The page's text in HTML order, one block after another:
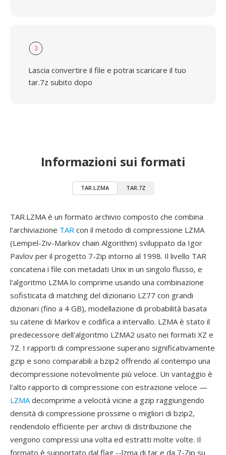
3
Lascia convertire il file e potrai scaricare il tuo
tar.7z subito dopo
Informazioni sui formati
TAR.LZMA TAR.7Z
TAR.LZMA è un formato archivio composto che combina
l'archiviazione TAR con il metodo di compressione LZMA
(Lempel-Ziv-Markov chain Algorithm) sviluppato da Igor
Pavlov per il progetto 7-Zip intorno al 1998. Il livello TAR
concatena i file con metadati Unix in un singolo flusso, e
l'algoritmo LZMA lo comprime usando una combinazione
sofisticata di matching del dizionario LZ77 con grandi
dizionari (fino a 4 GB), modellazione di probabilità basata
su catene di Markov e codifica a intervallo. LZMA è stato il
predecessore dell'algoritmo LZMA2 usato nei formati XZ e
7Z. I rapporti di compressione superano significativamente
gzip e sono comparabili a bzip2 offrendo al contempo una
decompressione notevolmente più veloce. Un vantaggio è
l'alto rapporto di compressione con estrazione veloce —
LZMAdecomprime a velocità vicine a gzip raggiungendo
densità di compressione prossime o migliori di bzip2,
rendendolo efficiente per archivi di distribuzione che
vengono compressi una volta ed estratti molte volte. Il
formato è supportato dal flag --lzma di tar e da 7-Zip su